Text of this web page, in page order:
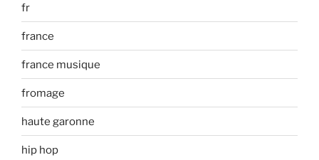
fr
france
france musique
fromage
haute garonne
hip hop